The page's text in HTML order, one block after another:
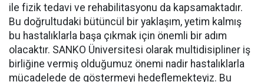
ile fizik tedavi ve rehabilitasyonu da kapsamaktadır.
Bu doğrultudaki bütüncül bir yaklaşım, yetim kalmış
bu hastalıklarla başa çıkmak için önemli bir adım
olacaktır. SANKO Üniversitesi olarak multidisipliner iş
birliğine vermiş olduğumuz önemi nadir hastalıklarla
mücadelede de göstermeyi hedeflemekteyiz. Bu